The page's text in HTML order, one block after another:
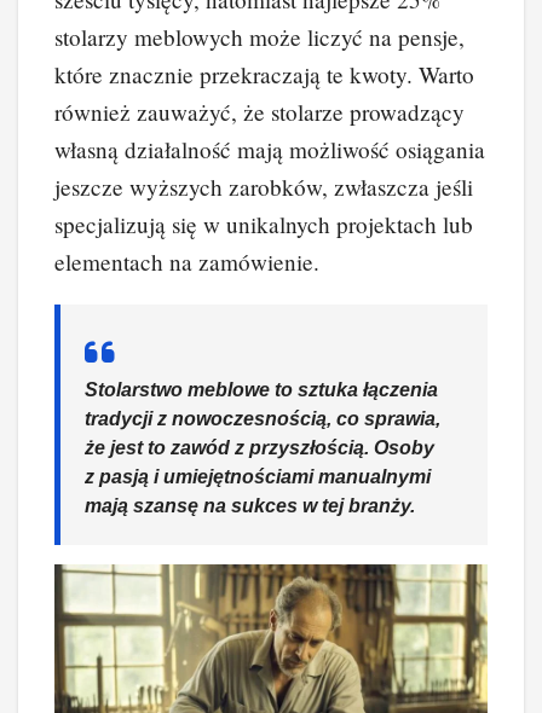
stolarzy meblowych może liczyć na pensje,
które znacznie przekraczają te kwoty. Warto
również zauważyć, że stolarze prowadzący
własną działalność mają możliwość osiągania
jeszcze wyższych zarobków, zwłaszcza jeśli
specjalizują się w unikalnych projektach lub
elementach na zamówienie.
Stolarstwo meblowe to sztuka łączenia
tradycji z nowoczesnością, co sprawia,
że jest to zawód z przyszłością. Osoby
z pasją i umiejętnościami manualnymi
mają szansę na sukces w tej branży.